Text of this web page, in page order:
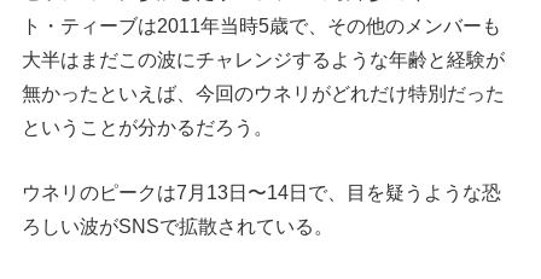
ト・ティーブは2011年当時5歳で、その他のメンバーも
大半はまだこの波にチャレンジするような年齢と経験が
無かったといえば、今回のウネリがどれだけ特別だった
ということが分かるだろう。
ウネリのピークは7月13日〜14日で、目を疑うような恐
ろしい波がSNSで拡散されている。